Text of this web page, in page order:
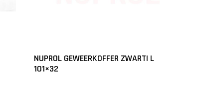
NUPROL GEWEERKOFFER ZWART| L
101×32